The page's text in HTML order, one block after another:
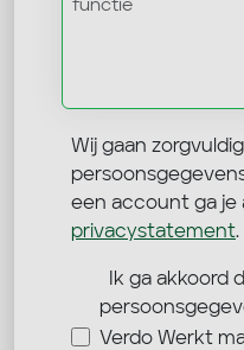
Wij gaan
een account ga je
privacystatement.
Ik ga akkoord
Verdo Werkt